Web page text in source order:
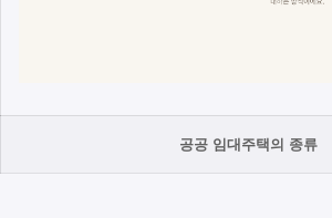
공공 임대주택의 종류